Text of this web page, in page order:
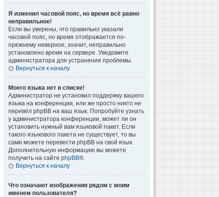
Я изменил часовой пояс, но время всё равно
неправильное!
Если вы уверены, что правильно указали
часовой пояс, но время отображается по-
прежнему неверное, значит, неправильно
установлено время на сервере. Уведомите
администратора для устранения проблемы.
Вернуться к началу
Моего языка нет в списке!
Администратор не установил поддержку вашего
языка на конференции, или же просто никто не
перевёл phpBB на ваш язык. Попробуйте узнать
у администратора конференции, может ли он
установить нужный вам языковой пакет. Если
такого языкового пакета не существует, то вы
сами можете перевести phpBB на свой язык.
Дополнительную информацию вы можете
получить на сайте phpBB®.
Вернуться к началу
Что означают изображения рядом с моим
именем пользователя?